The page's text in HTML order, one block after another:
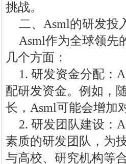
挑战。
二、Asml的研发投
Asml作为全球领先
几个方面：
1. 研发资金分配：
配研发资金。例如，
长，Asml可能会增加
2. 研发团队建设：
素质的研发团队，为
与高校、研究机构等